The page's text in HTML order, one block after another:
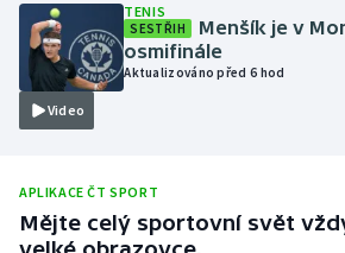
Parasport
Plavání
Ragby
Video
TENIS
SESTŘIH
Menšík je v
osmifinále
Aktualizováno před 6 hod
APLIKACE ČT SPORT
Mějte celý sportovní svět